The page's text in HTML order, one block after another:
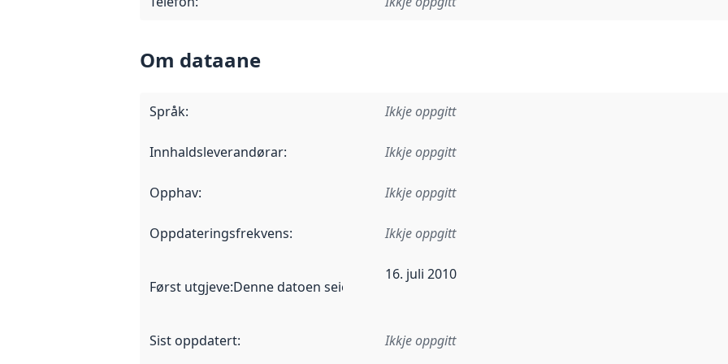
Om dataane
Språk: Ikkje oppgitt
Innhaldsleverandørar: Ikkje oppgitt
Opphav: Ikkje oppgitt
Oppdateringsfrekvens: Ikkje oppgitt
Først utgjeve:Denne datoen seier når dataa i dette datasettet først blei utgitt. Det kan ha
16. juli 2010
Sist oppdatert: Ikkje oppgitt